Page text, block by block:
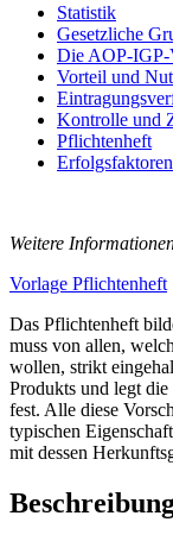
Statistik
Gesetzliche
Die AOP-IGP-
Vorteil und
Kontrolle und
Pflichtenheft
Erfolgsfaktoren
Weitere
Vorlage Pflichtenheft
Das Pflichtenheft
muss von allen,
wollen, strikt
Produkts und legt
fest. Alle diese
typischen
mit dessen